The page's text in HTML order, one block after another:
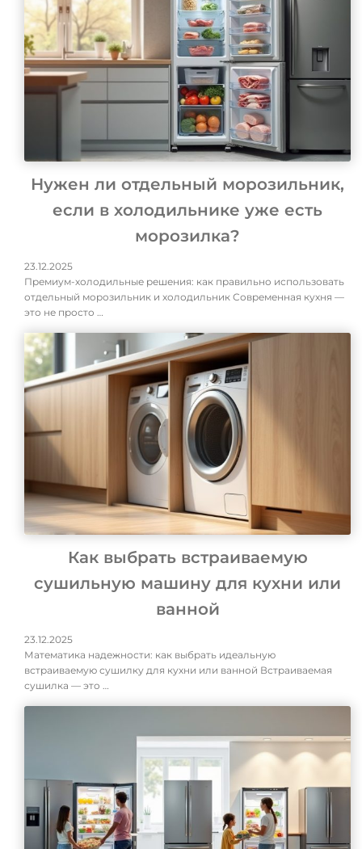
Нужен ли отдельный морозильник,
если в холодильнике уже есть
морозилка?
23.12.2025
Премиум-холодильные решения: как правильно использовать
отдельный морозильник и холодильник Современная кухня —
это не просто …
Как выбрать встраиваемую
сушильную машину для кухни или
ванной
23.12.2025
Математика надежности: как выбрать идеальную
встраиваемую сушилку для кухни или ванной Встраиваемая
сушилка — это …